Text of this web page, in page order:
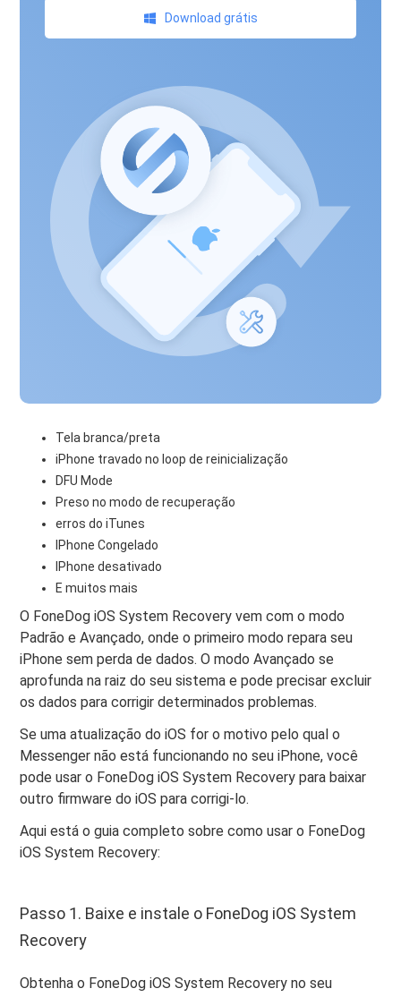
Download grátis
Tela branca/preta
iPhone travado no loop de reinicialização
DFU Mode
Preso no modo de recuperação
erros do iTunes
IPhone Congelado
IPhone desativado
E muitos mais
O FoneDog iOS System Recovery vem com o modo
Padrão e Avançado, onde o primeiro modo repara seu
iPhone sem perda de dados. O modo Avançado se
aprofunda na raiz do seu sistema e pode precisar excluir
os dados para corrigir determinados problemas.
Se uma atualização do iOS for o motivo pelo qual o
Messenger não está funcionando no seu iPhone, você
pode usar o FoneDog iOS System Recovery para baixar
outro firmware do iOS para corrigi-lo.
Aqui está o guia completo sobre como usar o FoneDog
iOS System Recovery:
Passo 1. Baixe e instale o FoneDog iOS System
Recovery
Obtenha o FoneDog iOS System Recovery no seu